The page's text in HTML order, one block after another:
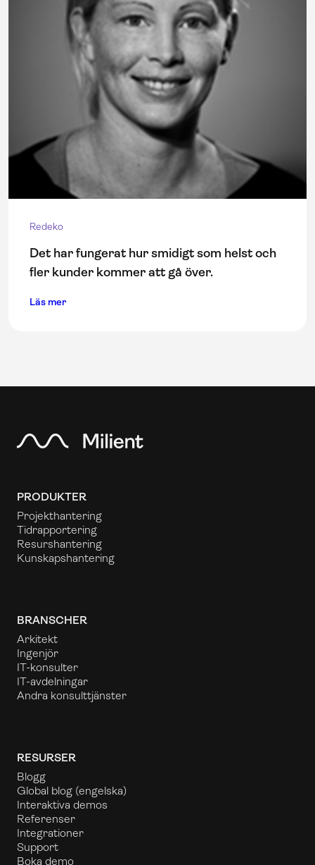
Redeko
Det har fungerat hur smidigt som helst och
fler kunder kommer att gå över.
Läs mer
PRODUKTER
Projekthantering
Tidrapportering
Resurshantering
Kunskapshantering
BRANSCHER
Arkitekt
Ingenjör
IT-konsulter
IT-avdelningar
Andra konsulttjänster
RESURSER
Blogg
Global blog (engelska)
Interaktiva demos
Referenser
Integrationer
Support
Boka demo